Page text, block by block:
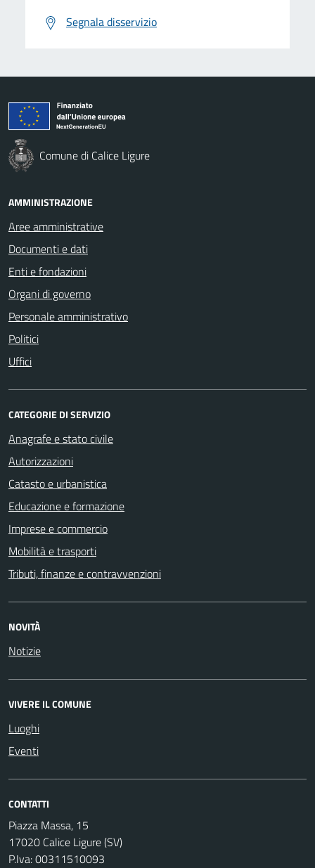
Segnala disservizio
Comune di Calice Ligure
AMMINISTRAZIONE
Aree amministrative
Documenti e dati
Enti e fondazioni
Organi di governo
Personale amministrativo
Politici
Uffici
CATEGORIE DI SERVIZIO
Anagrafe e stato civile
Autorizzazioni
Catasto e urbanistica
Educazione e formazione
Imprese e commercio
Mobilità e trasporti
Tributi, finanze e contravvenzioni
NOVITÀ
Notizie
VIVERE IL COMUNE
Luoghi
Eventi
CONTATTI
Piazza Massa, 15
17020 Calice Ligure (SV)
P.Iva: 00311510093